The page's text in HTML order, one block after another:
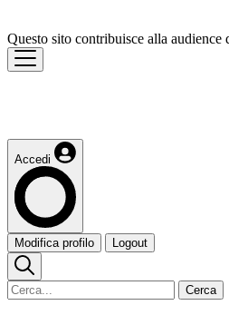
Questo sito contribuisce alla audience
Accedi
Modifica profilo Logout
Cerca